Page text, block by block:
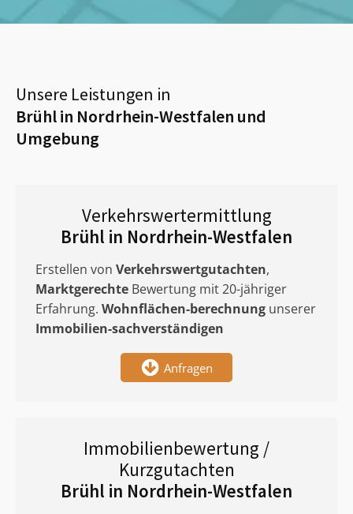
Unsere Leistungen in
Brühl in Nordrhein-Westfalen und
Umgebung
Verkehrswertermittlung
Brühl in Nordrhein-Westfalen
Erstellen von Verkehrswertgutachten,
Marktgerechte Bewertung mit 20-jähriger
Erfahrung. Wohnflächen-berechnung unserer
Immobilien-sachverständigen
Anfragen
Immobilienbewertung /
Kurzgutachten
Brühl in Nordrhein-Westfalen